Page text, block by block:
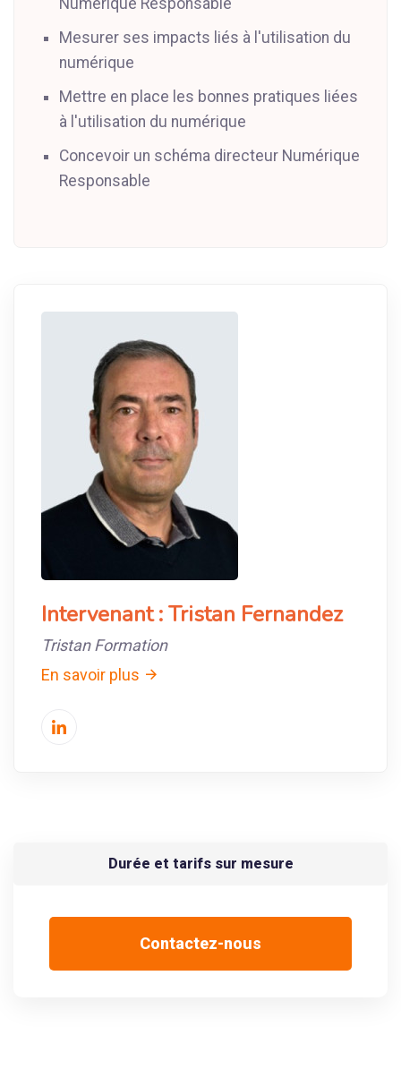
Numérique Responsable
Mesurer ses impacts liés à l'utilisation du
numérique
Mettre en place les bonnes pratiques liées
à l'utilisation du numérique
Concevoir un schéma directeur Numérique
Responsable
Intervenant :Tristan Fernandez
Tristan Formation
En savoir plus
Durée et tarifs sur mesure
Contactez-nous